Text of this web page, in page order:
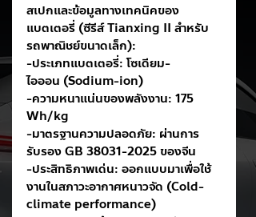
สเปกและข้อมูลทางเทคนิคของ
แบตเตอรี่ (ซีรีส์ Tianxing II สำหรับ
รถพาณิชย์ขนาดเล็ก):
-ประเภทแบตเตอรี่: โซเดียม-
ไอออน (Sodium-ion)
-ความหนาแน่นของพลังงาน: 175
Wh/kg
-มาตรฐานความปลอดภัย: ผ่านการ
รับรอง GB 38031-2025 ของจีน
-ประสิทธิภาพเด่น: ออกแบบมาเพื่อใช้
งานในสภาวะอากาศหนาวจัด (Cold-
climate performance)